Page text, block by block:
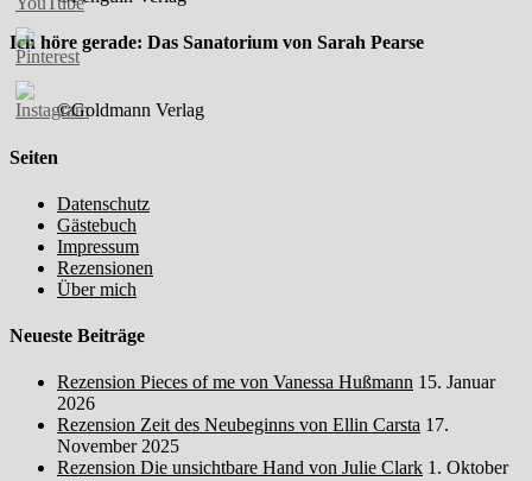
Ich höre gerade: Das Sanatorium von Sarah Pearse
©Goldmann Verlag
Seiten
Datenschutz
Gästebuch
Impressum
Rezensionen
Über mich
Neueste Beiträge
Rezension Pieces of me von Vanessa Hußmann 15. Januar
2026
Rezension Zeit des Neubeginns von Ellin Carsta 17.
November 2025
Rezension Die unsichtbare Hand von Julie Clark 1. Oktober